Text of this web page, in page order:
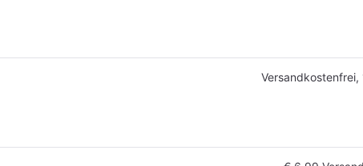
Versandkostenfrei,